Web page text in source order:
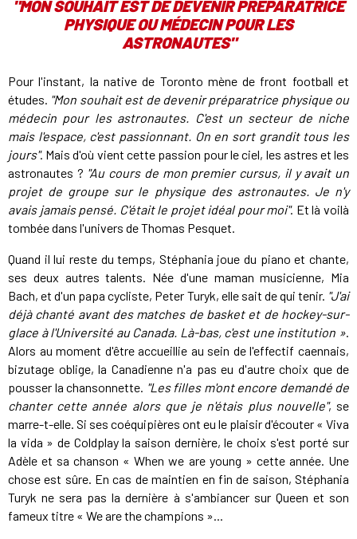
"MON SOUHAIT EST DE DEVENIR PRÉPARATRICE
PHYSIQUE OU MÉDECIN POUR LES
ASTRONAUTES"
Pour l'instant, la native de Toronto mène de front football et
études. "Mon souhait est de devenir préparatrice physique ou
médecin pour les astronautes. C'est un secteur de niche
mais l'espace, c'est passionnant. On en sort grandit tous les
jours". Mais d'où vient cette passion pour le ciel, les astres et les
astronautes ? "Au cours de mon premier cursus, il y avait un
projet de groupe sur le physique des astronautes. Je n'y
avais jamais pensé. C'était le projet idéal pour moi". Et là voilà
tombée dans l'univers de Thomas Pesquet.
Quand il lui reste du temps, Stéphania joue du piano et chante,
ses deux autres talents. Née d'une maman musicienne, Mia
Bach, et d'un papa cycliste, Peter Turyk, elle sait de qui tenir. "J'ai
déjà chanté avant des matches de basket et de hockey-sur-
glace à l'Université au Canada. Là-bas, c'est une institution ».
Alors au moment d'être accueillie au sein de l'effectif caennais,
bizutage oblige, la Canadienne n'a pas eu d'autre choix que de
pousser la chansonnette. "Les filles m'ont encore demandé de
chanter cette année alors que je n'étais plus nouvelle", se
marre-t-elle. Si ses coéquipières ont eu le plaisir d'écouter « Viva
la vida » de Coldplay la saison dernière, le choix s'est porté sur
Adèle et sa chanson « When we are young » cette année. Une
chose est sûre. En cas de maintien en fin de saison, Stéphania
Turyk ne sera pas la dernière à s'ambiancer sur Queen et son
fameux titre « We are the champions »...